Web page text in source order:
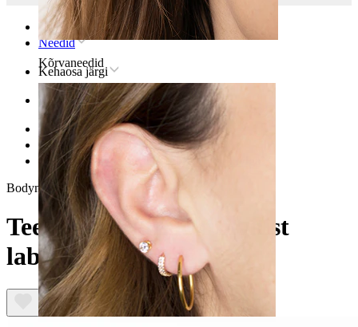
Kõrvaneedid
Avaleht
Needid
Kehaosa järgi
Kõrv
Helix
Titaanist helix neediehted
Teemantkujuline titaanist labret sinise kiviga
Bodymod Trend
Teemantkujuline titaanist
labret sinise kiviga